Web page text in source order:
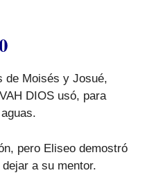
de Moisés y Josué,
DIOS usó, para
pero Eliseo demostró
a su mentor.